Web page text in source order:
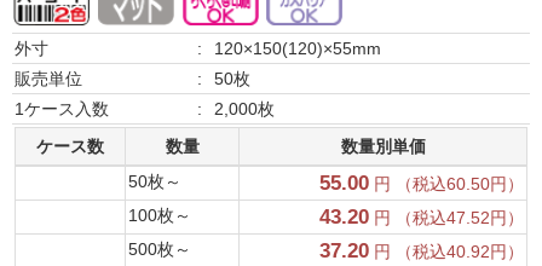
外寸 :
120×150(120)×55mm
販売単位
:
50枚
1ケース入数
:
2,000枚
ケース数
数量
数量別単価
50枚～
55.00 円 （税込60.50円）
100枚～
43.20 円 （税込47.52円）
500枚～
37.20 円 （税込40.92円）